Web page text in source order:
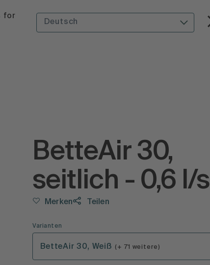
for
Deutsch
BetteAir 30,
seitlich - 0,6 l/s
Merken Teilen
Varianten
BetteAir 30, Weiß (+ 71 weitere)